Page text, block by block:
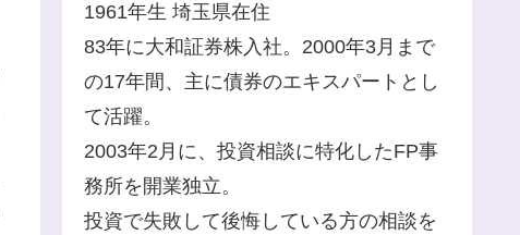
1961年生 埼玉県在住
83年に大和証券株入社。2000年3月まで
の17年間、主に債券のエキスパートとし
て活躍。
2003年2月に、投資相談に特化したFP事
務所を開業独立。
投資で失敗して後悔している方の相談を